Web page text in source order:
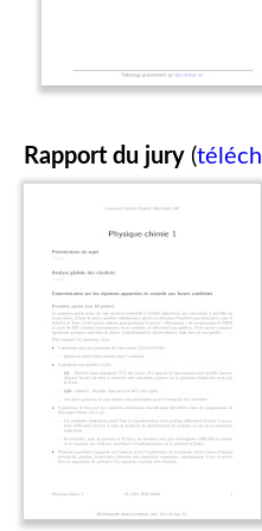
Rapport du jury (